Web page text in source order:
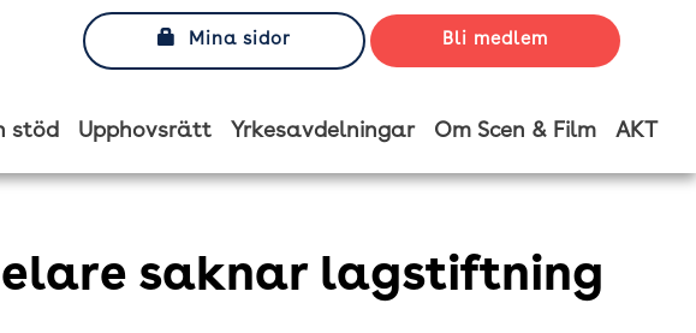
Mina sidor Bli medlem
stöd Upphovsrätt Yrkesavdelningar Om Scen & Film AKT
saknar lagstiftning